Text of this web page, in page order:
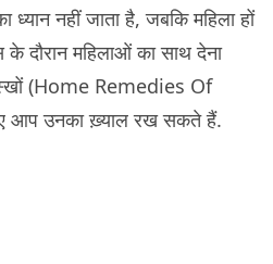
नहीं जाता है, जबकि महिला हों
के दौरान महिलाओं का साथ देना
(Home Remedies Of
आप उनका ख़्याल रख सकते हैं.